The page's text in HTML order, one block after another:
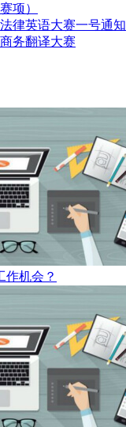
项）
律英语大赛一号通知
务翻译大赛
作机会？